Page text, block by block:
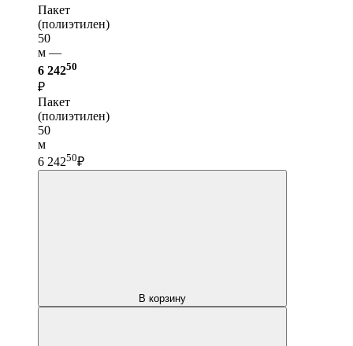
Пакет
(полиэтилен)
50
м —
6 24250
₽
Пакет
(полиэтилен)
50
м
6 24250₽
В корзину